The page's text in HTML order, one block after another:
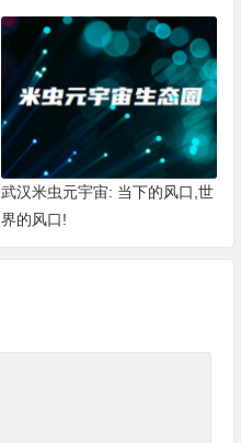
武汉米虫元宇宙: 当下的风口,世
界的风口!